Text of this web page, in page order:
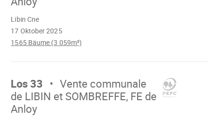
17 Oktober 2025
Libin Cne
1565 Bäume (3 059m³)
Mach
Los 33
Vente communale
de LIBIN et SOMBREFFE, FE de
Anloy